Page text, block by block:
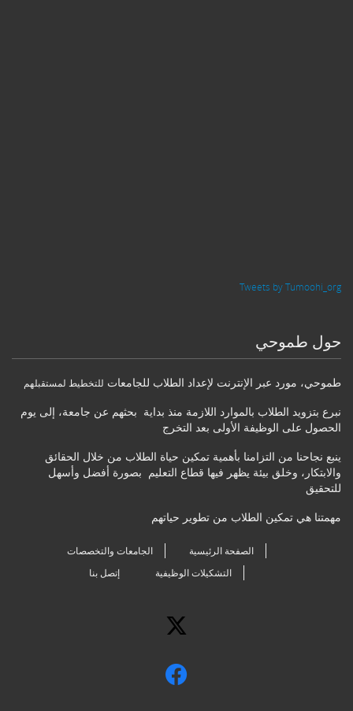
Tweets by Tumoohi_org
حول طموحي
طموحي، مورد عبر الإنترنت لإعداد الطلاب للجامعات للتخطيط لمستقبلهم
نبرع بتزويد الطلاب بالموارد اللازمة منذ بداية بحثهم عن جامعة، إلى يوم
الحصول على الوظيفة الأولى بعد التخرج
ينبع نجاحنا من التزامنا بأهمية تمكين حياة الطلاب من خلال الحقائق
والابتكار، وخلق بيئة يظهر فيها قطاع التعليم بصورة أفضل وأسهل
للتحقيق
مهمتنا هي تمكين الطلاب من تطوير حياتهم
الصفحة الرئيسية
الجامعات والتخصصات
التشكيلات الوظيفية
إتصل بنا